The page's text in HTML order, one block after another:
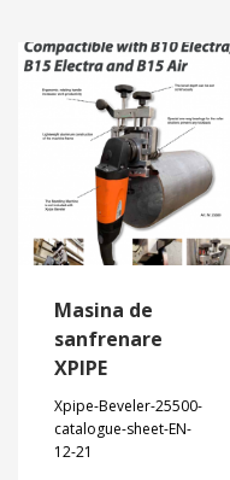
Masina de
sanfrenare
XPIPE
Xpipe-Beveler-25500-
catalogue-sheet-EN-
12-21